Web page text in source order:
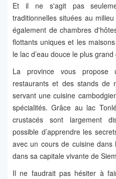
Et il ne s'agit pas
traditionnelles situées au
également de chambres
flottants uniques et les
le lac d’eau douce le plus
La province vous propose
restaurants et des stands de
servant une cuisine
spécialités. Grâce au lac
crustacés sont largement
possible d’apprendre les
avec un cours de cuisine dans
dans sa capitale vivante de
Il ne faudrait pas hésiter à